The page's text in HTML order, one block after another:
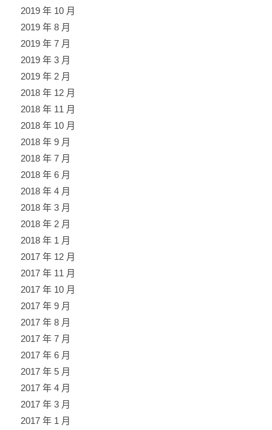
2019 年 10 月
2019 年 8 月
2019 年 7 月
2019 年 3 月
2019 年 2 月
2018 年 12 月
2018 年 11 月
2018 年 10 月
2018 年 9 月
2018 年 7 月
2018 年 6 月
2018 年 4 月
2018 年 3 月
2018 年 2 月
2018 年 1 月
2017 年 12 月
2017 年 11 月
2017 年 10 月
2017 年 9 月
2017 年 8 月
2017 年 7 月
2017 年 6 月
2017 年 5 月
2017 年 4 月
2017 年 3 月
2017 年 1 月